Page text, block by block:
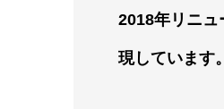
2018年リニュ
現しています。